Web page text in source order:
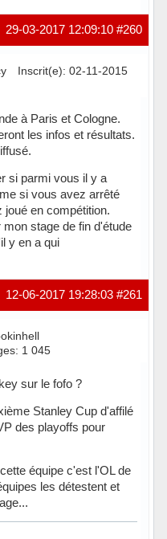
#260
29-03-2017 12:09:10
Inscrit(e): 02-11-2015
à Paris et Cologne.
les infos et résultats.
si parmi vous il y a
si vous avez arrêté
en compétition.
stage de fin d'étude
y en a qui
#261
12-06-2017 19:28:03
1 045
sur le fofo ?
Stanley Cup d'affilé
des playoffs pour
équipe c'est l'OL de
les détestent et